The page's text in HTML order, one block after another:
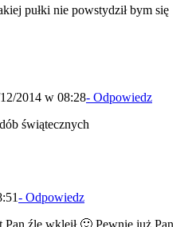
pułki nie powstydził bym się
2014 w 08:28- Odpowiedz
świątecznych
- Odpowiedz
źle wkleił 🙂 Pewnie już Pan